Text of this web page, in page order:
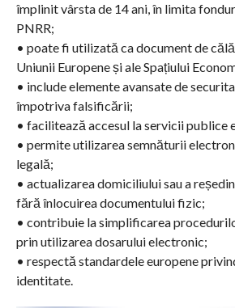
împlinit vârsta de 14 ani, în limita
PNRR;
• poate fi utilizată ca document de
Uniunii Europene și ale Spațiului
• include elemente avansate de
împotriva falsificării;
• facilitează accesul la servicii publice
• permite utilizarea semnăturii
legală;
• actualizarea domiciliului sau a
fără înlocuirea documentului fizic;
• contribuie la simplificarea
prin utilizarea dosarului electronic;
• respectă standardele europene
identitate.